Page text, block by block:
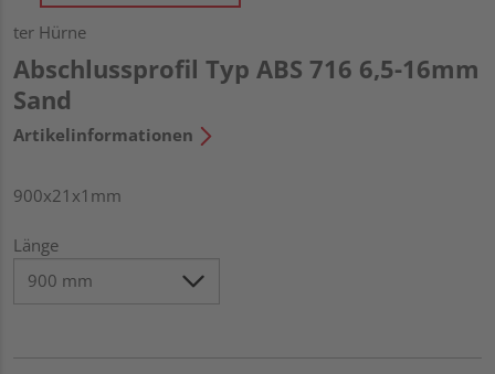
ter Hürne
Abschlussprofil Typ ABS 716 6,5-16mm
Sand
Artikelinformationen
900x21x1mm
Länge